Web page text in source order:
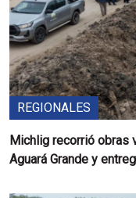
REGIONALES
Michlig recorrió obras
Aguará Grande y